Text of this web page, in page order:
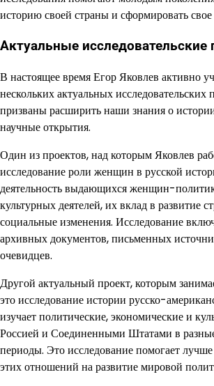
историю своей страны и сформировать
Актуальные исследовательские
В настоящее время Егор Яковлев активно
нескольких актуальных исследовательских
призваны расширить наши знания о
научные открытия.
Один из проектов, над которым Яковлев
исследование роли женщин в русской
деятельность выдающихся женщин-
культурных деятелей, их вклад в развитие
социальные изменения. Исследование
архивных документов, письменных
очевидцев.
Другой актуальный проект, которым
это исследование истории русско-
изучает политические, экономические и
Россией и Соединенными Штатами в
периоды. Это исследование помогает
этих отношений на развитие мировой